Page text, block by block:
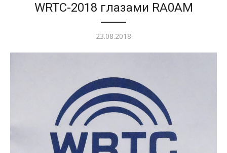
WRTC-2018 глазами RA0AM
Опубликовано
23.08.2018